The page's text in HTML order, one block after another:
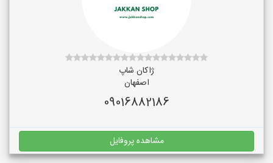
ژاکان شاپ
اصفهان
09016882186
مشاهده پروفایل